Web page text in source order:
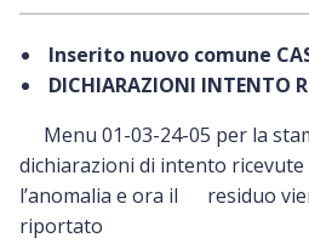
Inserito nuovo comune
DICHIARAZIONI INTENTO
Menu 01-03-24-05 per la
dichiarazioni di intento
l’anomalia e ora il residuo
riportato